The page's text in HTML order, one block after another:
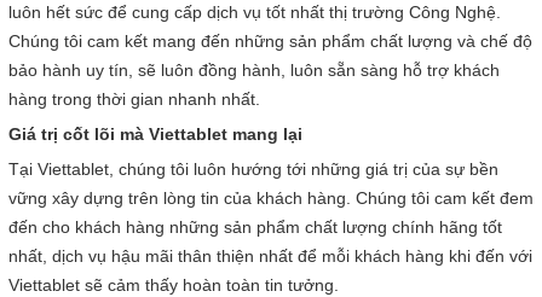
luôn hết sức để cung cấp dịch vụ tốt nhất thị trường Công Nghệ.
Chúng tôi cam kết mang đến những sản phẩm chất lượng và chế độ
bảo hành uy tín, sẽ luôn đồng hành, luôn sẵn sàng hỗ trợ khách
hàng trong thời gian nhanh nhất.
Giá trị cốt lõi mà Viettablet mang lại
Tại Viettablet, chúng tôi luôn hướng tới những giá trị của sự bền
vững xây dựng trên lòng tin của khách hàng. Chúng tôi cam kết đem
đến cho khách hàng những sản phẩm chất lượng chính hãng tốt
nhất, dịch vụ hậu mãi thân thiện nhất để mỗi khách hàng khi đến với
Viettablet sẽ cảm thấy hoàn toàn tin tưởng.